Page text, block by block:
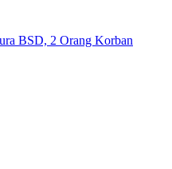
BSD, 2 Orang Korban